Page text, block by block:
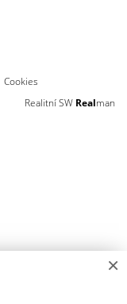
Cookies
Realitní SW Realman
×